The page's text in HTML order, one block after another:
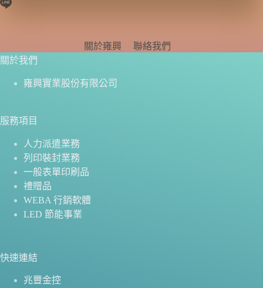
關於雍興
聯絡我們
關於我們
雍興實業股份有限公司
服務項目
人力派遣業務
列印裝封業務
一般表單印刷品
禮贈品
WEBA 行銷軟體
LED 節能事業
快速連結
兆豐金控